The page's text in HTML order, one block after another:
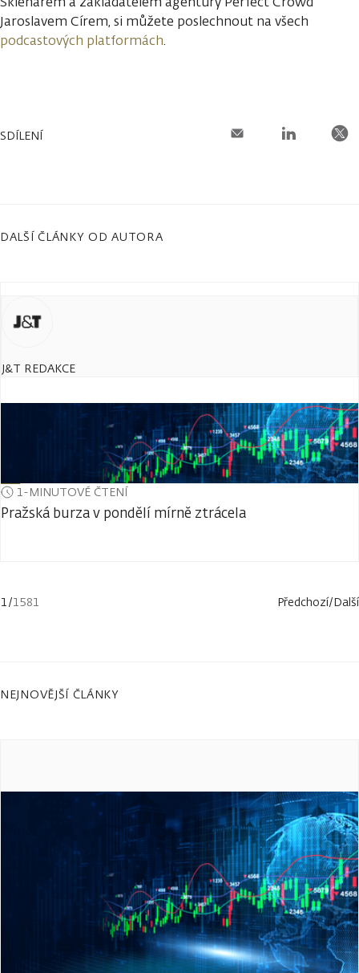
Jaroslavem Círem, si můžete poslechnout na všech
podcastových platformách.
SDÍLENÍ
DALŠÍ ČLÁNKY OD AUTORA
J&T REDAKCE
1-MINUTOVÉ ČTENÍ
Pražská burza v pondělí mírně ztrácela
1/1581 Předchozí/Další
NEJNOVĚJŠÍ ČLÁNKY